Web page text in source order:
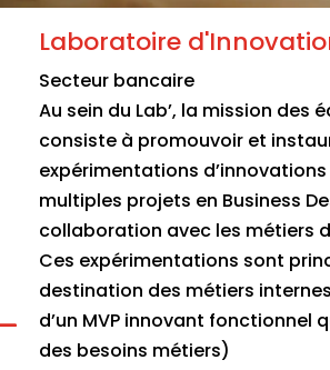
Laboratoire
Secteur bancaire
Au sein du Lab’, la mission des
consiste à promouvoir et
expérimentations
multiples projets en Business
collaboration avec les métiers
Ces expérimentations sont
destination des métiers
d’un MVP innovant fonctionnel
des besoins métiers)